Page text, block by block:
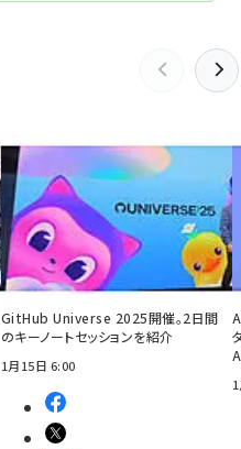
GitHub Universe 2025開催。2日間
のキーノートセッションを紹介
1月15日 6:00